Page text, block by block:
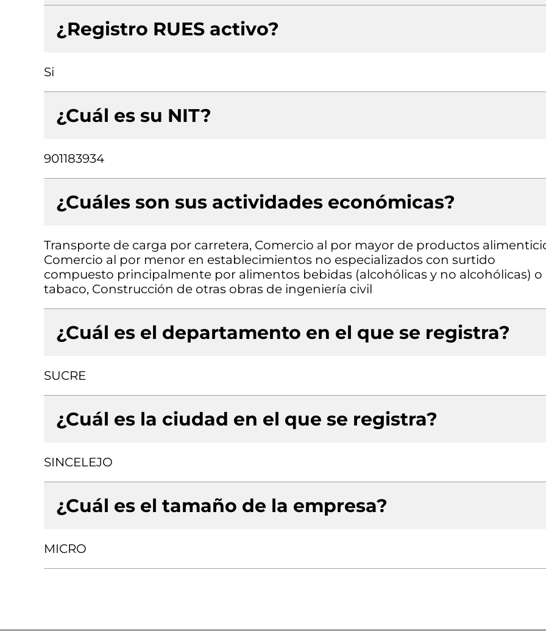
¿Registro RUES activo?
Si
¿Cuál es su NIT?
901183934
¿Cuáles son sus actividades económicas?
Transporte de carga por carretera, Comercio al por mayor de productos
Comercio al por menor en establecimientos no especializados con surtido
compuesto principalmente por alimentos bebidas (alcohólicas y no alcohólicas) o
tabaco, Construcción de otras obras de ingeniería civil
¿Cuál es el departamento en el que se registra?
SUCRE
¿Cuál es la ciudad en el que se registra?
SINCELEJO
¿Cuál es el tamaño de la empresa?
MICRO